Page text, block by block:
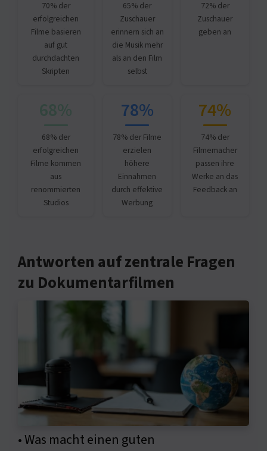
70% der
erfolgreichen
Filme basieren
auf gut
durchdachten
Skripten
65% der
Zuschauer
erinnern sich an
die Musik mehr
als an den Film
selbst
72% der
Zuschauer
geben an
68%
68% der
erfolgreichen
Filme kommen
aus
renommierten
Studios
78%
78% der Filme
erzielen
höhere
Einnahmen
durch effektive
Werbung
74%
74% der
Filmemacher
passen ihre
Werke an das
Feedback an
Antworten auf zentrale Fragen
zu Dokumentarfilmen
• Was macht einen guten